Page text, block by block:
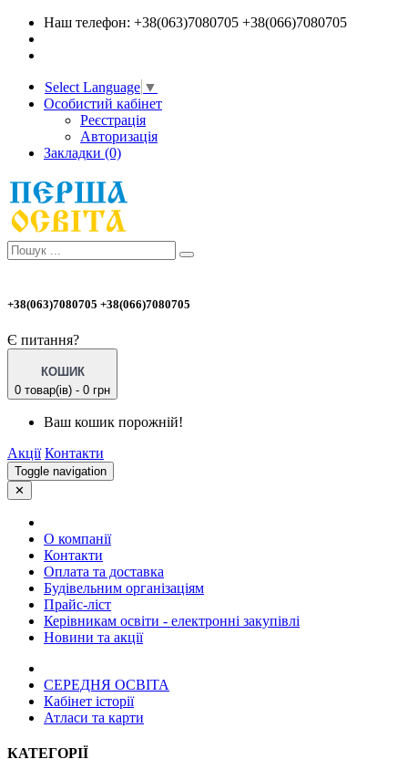
Наш телефон: +38(063)7080705 +38(066)7080705
Select Language ▼
Особистий кабінет
Реєстрація
Авторизація
Закладки (0)
+38(063)7080705 +38(066)7080705
Є питання?
КОШИК
0 товар(ів) - 0 грн
Ваш кошик порожній!
Акції Контакти
Toggle navigation
✕
О компанії
Контакти
Оплата та доставка
Будівельним організаціям
Прайс-ліст
Керівникам освіти - електронні закупівлі
Новини та акції
СЕРЕДНЯ ОСВIТА
Кабінет історії
Атласи та карти
КАТЕГОРІЇ